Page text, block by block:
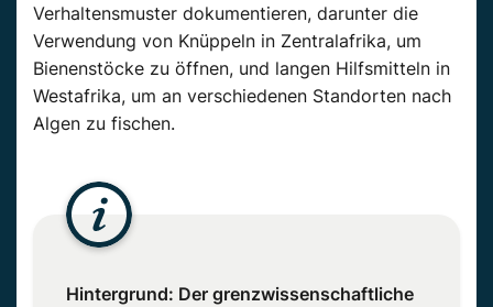
Verhaltensmuster dokumentieren, darunter die
Verwendung von Knüppeln in Zentralafrika, um
Bienenstöcke zu öffnen, und langen Hilfsmitteln in
Westafrika, um an verschiedenen Standorten nach
Algen zu fischen.
Hintergrund: Der grenzwissenschaftliche